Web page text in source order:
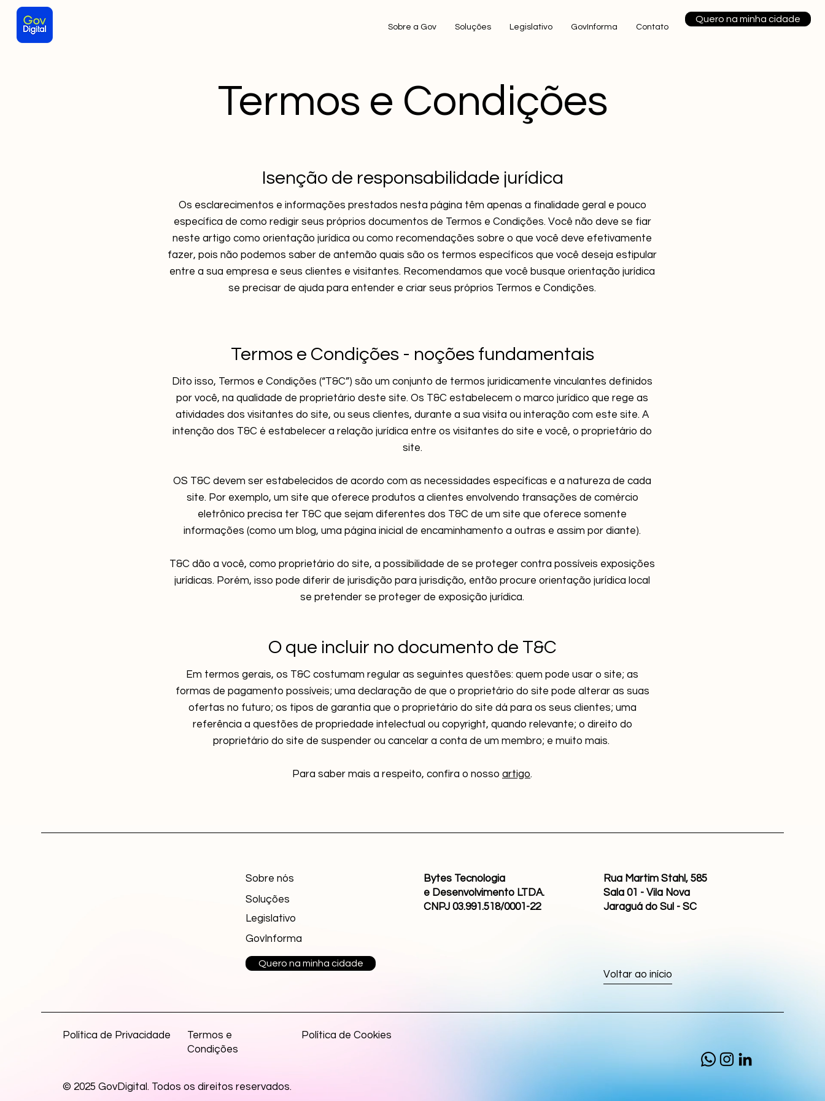
Sobre a Gov Soluções Legislativo GovInforma Contato
Quero na minha cidade
Termos e Condições
Isenção de responsabilidade jurídica
Os esclarecimentos e informações prestados nesta página têm apenas a finalidade geral e pouco
específica de como redigir seus próprios documentos de Termos e Condições. Você não deve se fiar
neste artigo como orientação jurídica ou como recomendações sobre o que você deve efetivamente
fazer, pois não podemos saber de antemão quais são os termos específicos que você deseja estipular
entre a sua empresa e seus clientes e visitantes. Recomendamos que você busque orientação jurídica
se precisar de ajuda para entender e criar seus próprios Termos e Condições.
Termos e Condições - noções fundamentais
Dito isso, Termos e Condições (“T&C”) são um conjunto de termos juridicamente vinculantes definidos
por você, na qualidade de proprietário deste site. Os T&C estabelecem o marco jurídico que rege as
atividades dos visitantes do site, ou seus clientes, durante a sua visita ou interação com este site. A
intenção dos T&C é estabelecer a relação jurídica entre os visitantes do site e você, o proprietário do
site.
OS T&C devem ser estabelecidos de acordo com as necessidades específicas e a natureza de cada
site. Por exemplo, um site que oferece produtos a clientes envolvendo transações de comércio
eletrônico precisa ter T&C que sejam diferentes dos T&C de um site que oferece somente
informações (como um blog, uma página inicial de encaminhamento a outras e assim por diante).
T&C dão a você, como proprietário do site, a possibilidade de se proteger contra possíveis exposições
jurídicas. Porém, isso pode diferir de jurisdição para jurisdição, então procure orientação jurídica local
se pretender se proteger de exposição jurídica.
O que incluir no documento de T&C
Em termos gerais, os T&C costumam regular as seguintes questões: quem pode usar o site; as
formas de pagamento possíveis; uma declaração de que o proprietário do site pode alterar as suas
ofertas no futuro; os tipos de garantia que o proprietário do site dá para os seus clientes; uma
referência a questões de propriedade intelectual ou copyright, quando relevante; o direito do
proprietário do site de suspender ou cancelar a conta de um membro; e muito mais.
Para saber mais a respeito, confira o nosso artigo.
Sobre nós
Soluções
Legislativo
GovInforma
Quero na minha cidade
Bytes Tecnologia
e Desenvolvimento LTDA.
CNPJ 03.991.518/0001-22
Rua Martim Stahl, 585
Sala 01 - Vila Nova
Jaraguá do Sul - SC
Voltar ao início
Política de Privacidade
Termos e
Condições
Política de Cookies
© 2025 GovDigital. Todos os direitos reservados.